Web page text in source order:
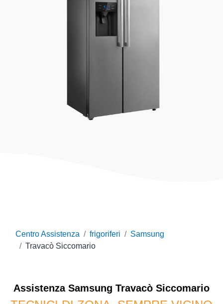
Centro Assistenza frigoriferi
Samsung
Travacò Siccomario
Assistenza Samsung Travacò Siccomario